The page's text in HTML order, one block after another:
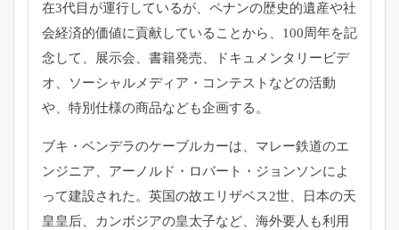
在3代目が運行しているが、 ペナンの歴史的遺産や社
会経済的価値に貢献していることから、 100周年を記
念して、展示会、書籍発売、
ドキュメンタリービデ
オ、ソーシャルメディア・ コンテストなどの活動
や、特別仕様の商品なども企画する。
ブキ・ベンデラのケーブルカーは、マレー鉄道のエ
ンジニア、 アーノルド・ロバート・ジョンソンによ
って建設された。 英国の故エリザベス2世、日本の天
皇皇后、
カンボジアの皇太子など、海外要人も利用